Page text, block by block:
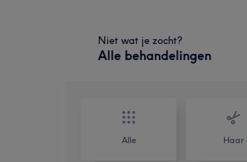
Niet wat je zocht?
Alle behandelingen
Alle Haar